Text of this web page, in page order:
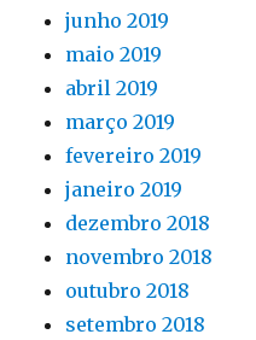
junho 2019
maio 2019
abril 2019
março 2019
fevereiro 2019
janeiro 2019
dezembro 2018
novembro 2018
outubro 2018
setembro 2018